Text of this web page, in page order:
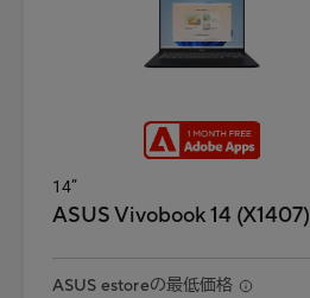
14”
ASUS Vivobook 14 (X1407)
ASUS estoreの最低価格